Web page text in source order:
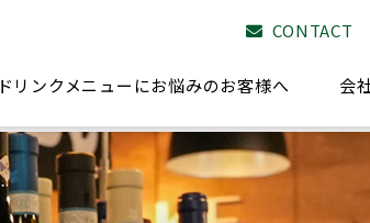
ドリンクメニューにお悩みのお客様へ 会
CONTACT